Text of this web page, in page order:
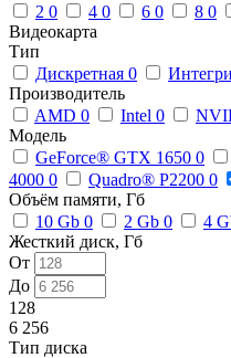
2 0 4 0 6 0 8 0
Видеокарта
Тип
Дискретная 0
Производитель
AMD 0 Intel 0
Модель
GeForce® GTX 1650 0
4000 0 Quadro® P2200 0
Объём памяти, Гб
10 Gb 0 2 Gb 0 4
Жесткий диск, Гб
От
До
128
6 256
Тип диска